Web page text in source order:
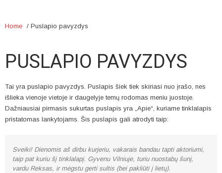
Home / Puslapio pavyzdys
PUSLAPIO PAVYZDYS
Tai yra puslapio pavyzdys. Puslapis šiek tiek skiriasi nuo įrašo, nes
išlieka vienoje vietoje ir daugelyje temų rodomas meniu juostoje.
Dažniausiai pirmasis sukurtas puslapis yra „Apie“, kuriame tinklalapis
pristatomas lankytojams. Šis puslapis gali atrodyti taip:
Sveiki! Dienomis aš dirbu kurjeriu, vakarais bandau tapti aktoriumi,
taip pat kuriu šį tinklalapį. Gyvenu Vilniuje, turiu nuostabų šunį,
vardu Reksas, ir mėgstu gerti sultis (bei pakliūti į lietų).